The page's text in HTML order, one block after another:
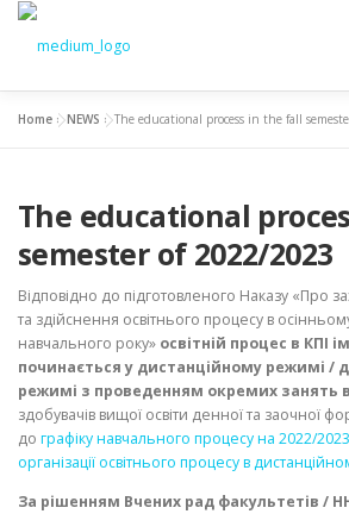
INTRODUCTION TO STUDENTS
CHAIR
Home »NEWS »The educational process in the fall
The educational
semester of 2022/2023
Відповідно до підготовленого Наказу «Про
та здійснення освітнього процесу в
навчального року» освітній процес в КПІ
починається у дистанційному режимі /
режимі з проведенням окремих занять
здобувачів вищої освіти денної та заочної
до графіку навчального процесу на 2022/
організації освітнього процесу в
За рішенням Вчених рад факультетів /